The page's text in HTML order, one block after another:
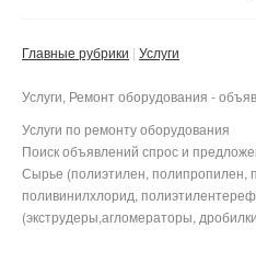
Не важно
Частные
Компании
Применить
Главные рубрики Услуги
Услуги, Ремонт оборудования -
Услуги по ремонту оборудования
Поиск объявлений спрос и
Сырье (полиэтилен, полипропилен,
поливинилхлорид,
(экструдеры,агломераторы,